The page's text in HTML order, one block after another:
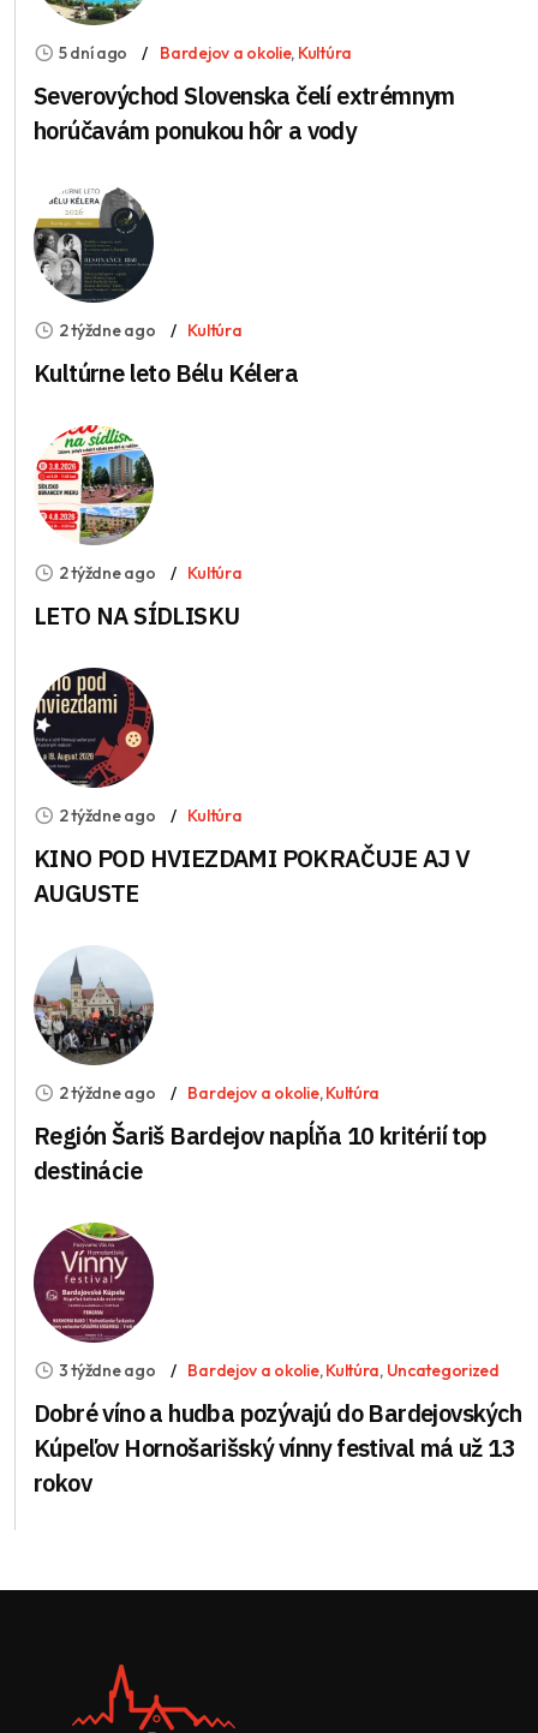
5 dní ago Bardejov a okolie, Kultúra
Severovýchod Slovenska čelí extrémnym
horúčavám ponukou hôr a vody
2 týždne ago Kultúra
Kultúrne leto Bélu Kélera
2 týždne ago Kultúra
LETO NA SÍDLISKU
2 týždne ago Kultúra
KINO POD HVIEZDAMI POKRAČUJE AJ V
AUGUSTE
2 týždne ago Bardejov a okolie,Kultúra
Región Šariš Bardejov napĺňa 10 kritérií top
destinácie
3 týždne ago Bardejov a okolie,Kultúra, Uncategorized
Dobré víno a hudba pozývajú do Bardejovských
Kúpeľov Hornošarišský vínny festival má už 13
rokov